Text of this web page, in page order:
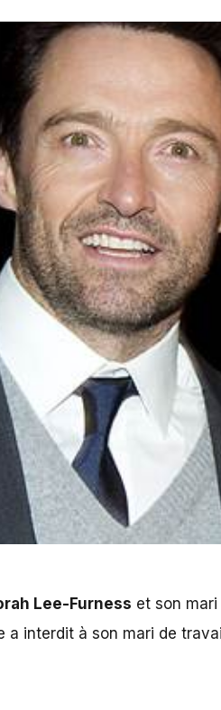
Lee-Furness et son mari
a interdit à son mari de